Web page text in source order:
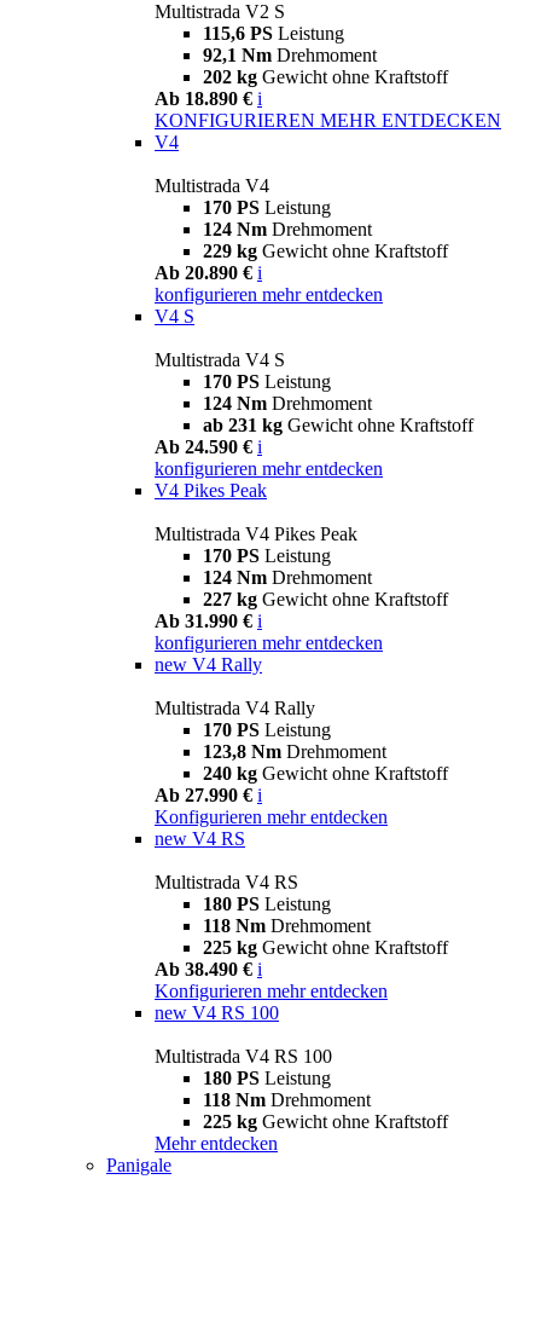
Multistrada V2 S
115,6 PS Leistung
92,1 Nm Drehmoment
202 kg Gewicht ohne Kraftstoff
Ab 18.890 € i
KONFIGURIEREN MEHR ENTDECKEN
V4
Multistrada V4
170 PS Leistung
124 Nm Drehmoment
229 kg Gewicht ohne Kraftstoff
Ab 20.890 € i
konfigurieren mehr entdecken
V4 S
Multistrada V4 S
170 PS Leistung
124 Nm Drehmoment
ab 231 kg Gewicht ohne Kraftstoff
Ab 24.590 € i
konfigurieren mehr entdecken
V4 Pikes Peak
Multistrada V4 Pikes Peak
170 PS Leistung
124 Nm Drehmoment
227 kg Gewicht ohne Kraftstoff
Ab 31.990 € i
konfigurieren mehr entdecken
new V4 Rally
Multistrada V4 Rally
170 PS Leistung
123,8 Nm Drehmoment
240 kg Gewicht ohne Kraftstoff
Ab 27.990 € i
Konfigurieren mehr entdecken
new V4 RS
Multistrada V4 RS
180 PS Leistung
118 Nm Drehmoment
225 kg Gewicht ohne Kraftstoff
Ab 38.490 € i
Konfigurieren mehr entdecken
new V4 RS 100
Multistrada V4 RS 100
180 PS Leistung
118 Nm Drehmoment
225 kg Gewicht ohne Kraftstoff
Mehr entdecken
Panigale